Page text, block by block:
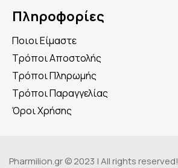
Πληροφορίες
Ποιοι Είμαστε
Τρόποι Αποστολής
Τρόποι Πληρωμής
Τρόποι Παραγγελίας
Όροι Χρήσης
Pharmilion.gr © 2023 | All rights reserved!